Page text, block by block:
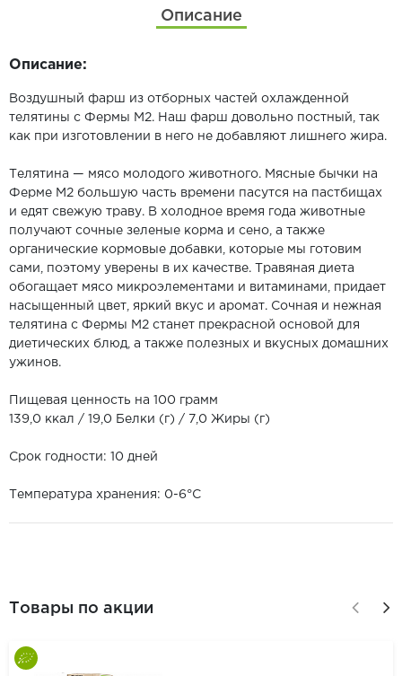
Описание
Описание:
Воздушный фарш из отборных частей охлажденной
телятины с Фермы М2. Наш фарш довольно постный, так
как при изготовлении в него не добавляют лишнего жира.
Телятина — мясо молодого животного. Мясные бычки на
Ферме М2 большую часть времени пасутся на пастбищах
и едят свежую траву. В холодное время года животные
получают сочные зеленые корма и сено, а также
органические кормовые добавки, которые мы готовим
сами, поэтому уверены в их качестве. Травяная диета
обогащает мясо микроэлементами и витаминами, придает
насыщенный цвет, яркий вкус и аромат. Сочная и нежная
телятина с Фермы М2 станет прекрасной основой для
диетических блюд, а также полезных и вкусных домашних
ужинов.
Пищевая ценность на 100 грамм
139,0 ккал / 19,0 Белки (г) / 7,0 Жиры (г)
Срок годности: 10 дней
Температура хранения: 0-6°С
Товары по акции